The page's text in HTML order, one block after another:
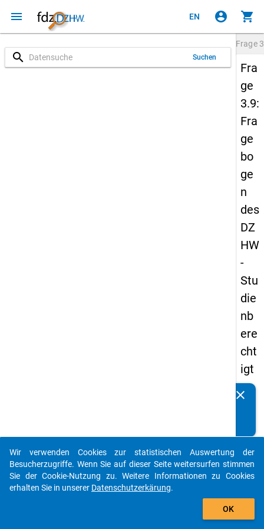
menu EN account_circle shopping_cart
search Suchen
Frage
Fra
ge
3.9:
Fra
ge
bo
ge
n
des
DZ
HW
-
Stu
die
nb
ere
cht
igt
en
s
20
18
clear
auto_stories
add_shopping_cart
Wir verwenden Cookies zur statistischen Auswertung der
Besucherzugriffe. Wenn Sie auf dieser Seite weitersurfen stimmen
Sie der Cookie-Nutzung zu. Weitere Informationen zu Cookies
erhalten Sie in unserer Datenschutzerkärung.
OK